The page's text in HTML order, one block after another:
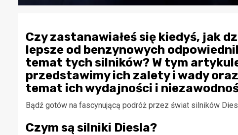
Czy zastanawiałeś się kiedyś, jak
lepsze od benzynowych
temat tych silników? W tym
przedstawimy ich zalety i wady
temat ich wydajności i
Bądź gotów na fascynującą podróż przez świat silników
Czym są silniki Diesla?